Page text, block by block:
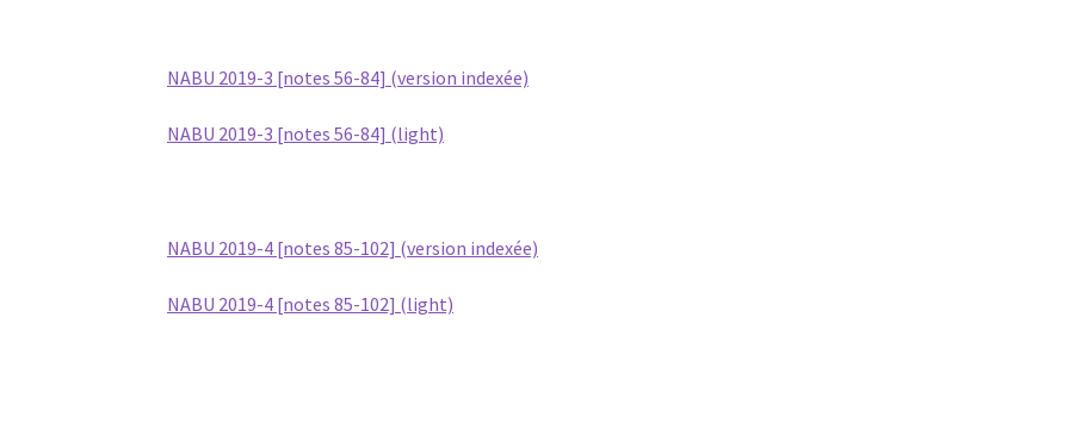
NABU 2019-3 [notes 56-84] (version indexée)
NABU 2019-3 [notes 56-84] (light)
NABU 2019-4 [notes 85-102] (version indexée)
NABU 2019-4 [notes 85-102] (light)